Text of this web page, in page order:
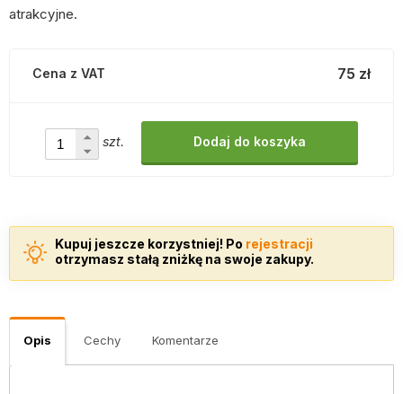
atrakcyjne.
75 zł
Cena z VAT
szt. Dodaj do koszyka
Kupuj jeszcze korzystniej! Po rejestracji
otrzymasz stałą zniżkę na swoje zakupy.
Opis Cechy Komentarze